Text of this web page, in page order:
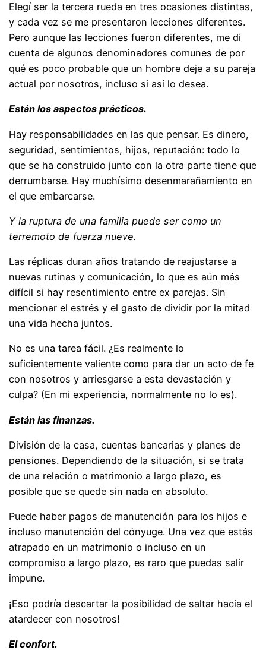
Elegí ser la tercera rueda en tres ocasiones distintas,
y cada vez se me presentaron lecciones diferentes.
Pero aunque las lecciones fueron diferentes, me di
cuenta de algunos denominadores comunes de por
qué es poco probable que un hombre deje a su pareja
actual por nosotros, incluso si así lo desea.
Están los aspectos prácticos.
Hay responsabilidades en las que pensar. Es dinero,
seguridad, sentimientos, hijos, reputación: todo lo
que se ha construido junto con la otra parte tiene que
derrumbarse. Hay muchísimo desenmarañamiento en
el que embarcarse.
Y la ruptura de una familia puede ser como un
terremoto de fuerza nueve.
Las réplicas duran años tratando de reajustarse a
nuevas rutinas y comunicación, lo que es aún más
difícil si hay resentimiento entre ex parejas. Sin
mencionar el estrés y el gasto de dividir por la mitad
una vida hecha juntos.
No es una tarea fácil. ¿Es realmente lo
suficientemente valiente como para dar un acto de fe
con nosotros y arriesgarse a esta devastación y
culpa? (En mi experiencia, normalmente no lo es).
Están las finanzas.
División de la casa, cuentas bancarias y planes de
pensiones. Dependiendo de la situación, si se trata
de una relación o matrimonio a largo plazo, es
posible que se quede sin nada en absoluto.
Puede haber pagos de manutención para los hijos e
incluso manutención del cónyuge. Una vez que estás
atrapado en un matrimonio o incluso en un
compromiso a largo plazo, es raro que puedas salir
impune.
¡Eso podría descartar la posibilidad de saltar hacia el
atardecer con nosotros!
El confort.